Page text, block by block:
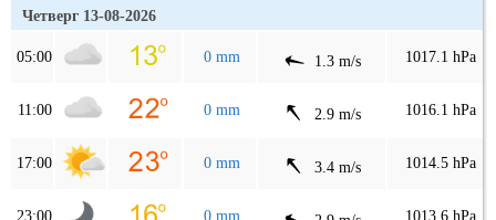
Четверг 13-08-2026
05:00 0 mm 1.3 m/s 1017.1 hPa
11:00 0 mm 2.9 m/s 1016.1 hPa
17:00 0 mm 3.4 m/s 1014.5 hPa
23:00 0 mm 1013.6 hPa